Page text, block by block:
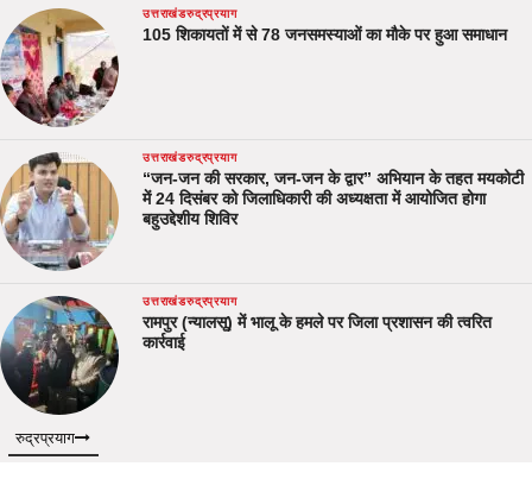
उत्तराखंडरुद्रप्रयाग
105 शिकायतों में से 78 जनसमस्याओं का मौके पर हुआ समाधान
उत्तराखंडरुद्रप्रयाग
“जन-जन की सरकार, जन-जन के द्वार” अभियान के तहत मयकोटी
में 24 दिसंबर को जिलाधिकारी की अध्यक्षता में आयोजित होगा
बहुउद्देशीय शिविर
उत्तराखंडरुद्रप्रयाग
रामपुर (न्यालसू) में भालू के हमले पर जिला प्रशासन की त्वरित
कार्रवाई
रुद्रप्रयाग